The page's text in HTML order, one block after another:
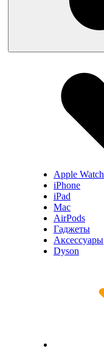
Apple Watch
iPhone
iPad
Mac
AirPods
Гаджеты
Аксессуары
Dyson